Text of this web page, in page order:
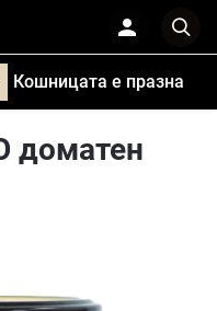
Кошницата e празна
доматен